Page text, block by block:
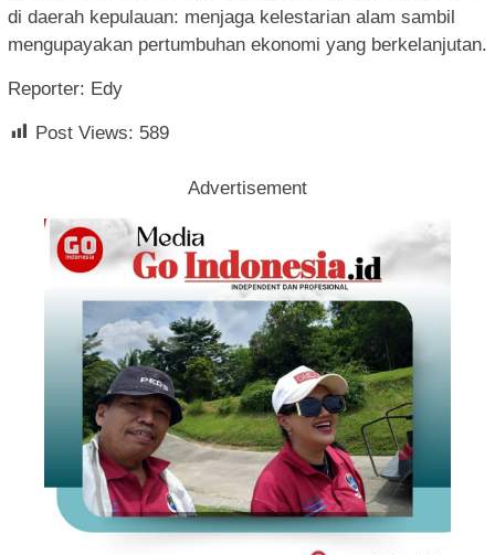
di daerah kepulauan: menjaga kelestarian alam sambil
mengupayakan pertumbuhan ekonomi yang berkelanjutan.
Reporter: Edy
Post Views: 589
Advertisement